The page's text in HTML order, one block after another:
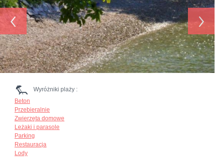
‹ ›
Wyróżniki plaży :
Beton
Przebieralnie
Zwierzęta domowe
Leżaki i parasole
Parking
Restauracja
Lody